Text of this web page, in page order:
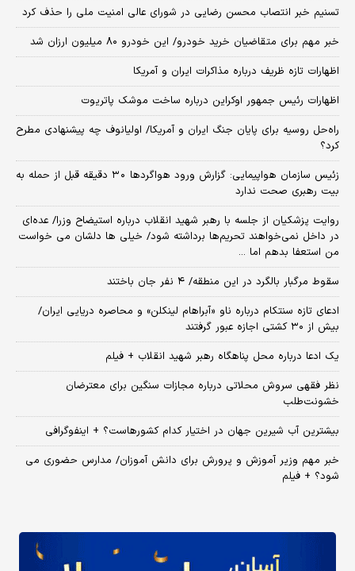
تسنیم خبر انتصاب محسن رضایی در شورای عالی امنیت ملی را حذف کرد
خبر مهم برای متقاضیان خرید خودرو/ این خودرو ۸۰ میلیون ارزان شد
اظهارات تازه ظریف درباره مذاکرات ایران و آمریکا
اظهارات رئیس جمهور اوکراین درباره ساخت موشک پاتریوت
راه‌حل روسیه برای پایان جنگ ایران و آمریکا/ اولیانوف چه پیشنهادی مطرح
کرد؟
زئیس سازمان هواپیمایی: گزارش ورود هواگردها ٣٠ دقیقه قبل از حمله به
بیت رهبری صحت ندارد
روایت پزشکیان از جلسه با رهبر شهید انقلاب درباره استیضاح وزرا/ عده‌ای
در داخل نمی‌خواهند تحریم‌ها برداشته شود/ خیلی ها دلشان می خواست
من استعفا بدهم اما ...
سقوط مرگبار بالگرد در این منطقه/ ۴ نفر جان باختند
ادعای تازه سنتکام درباره ناو «آبراهام لینکلن» و محاصره دریایی ایران/
بیش از ۳۰ کشتی اجازه عبور گرفتند
یک ادعا درباره محل پناهگاه‌ رهبر شهید انقلاب + فیلم
نظر فقهی سروش محلاتی درباره مجازات سنگین برای معترضان
خشونت‌طلب
بیشترین آب شیرین جهان در اختیار کدام کشورهاست؟ + اینفوگرافی
خبر مهم وزیر آموزش و پرورش برای دانش آموزان/ مدارس حضوری می
شود؟ + فیلم